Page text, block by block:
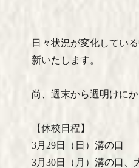
日々状況が変化してい
新いたします。
尚、週末から週明けに
【休校日程】
3月29日（日）溝の口
3月30日（月）溝の口